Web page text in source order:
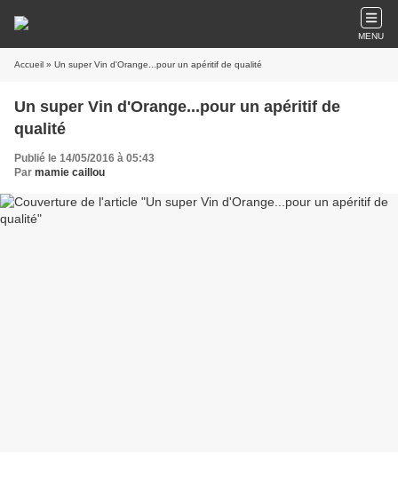
MENU
Accueil » Un super Vin d'Orange...pour un apéritif de qualité
Un super Vin d'Orange...pour un apéritif de
qualité
Publié le 14/05/2016 à 05:43
Par mamie caillou